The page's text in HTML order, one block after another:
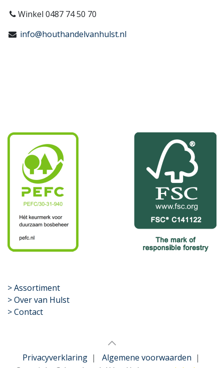
Winkel 0487 74 50 70
info@houthandelvanhulst.nl
​>Assortiment
> Over van Hulst
> Contact
Privacyverklaring| Algemene voorwaarden |